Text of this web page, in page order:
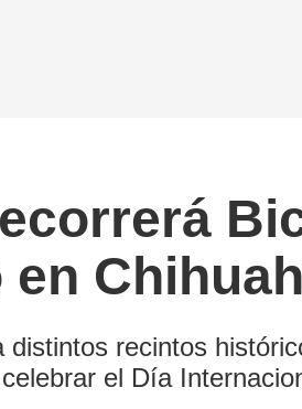
recintos
el Día